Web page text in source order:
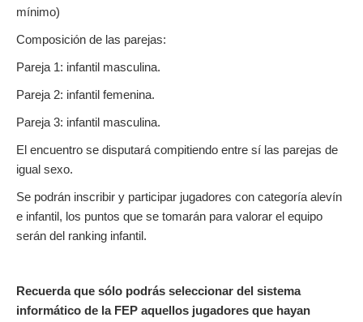
mínimo)
Composición de las parejas:
Pareja 1: infantil masculina.
Pareja 2: infantil femenina.
Pareja 3: infantil masculina.
El encuentro se disputará compitiendo entre sí las parejas de
igual sexo.
Se podrán inscribir y participar jugadores con categoría alevín
e infantil, los puntos que se tomarán para valorar el equipo
serán del ranking infantil.
Recuerda que sólo podrás seleccionar del sistema
informático de la FEP aquellos jugadores que hayan